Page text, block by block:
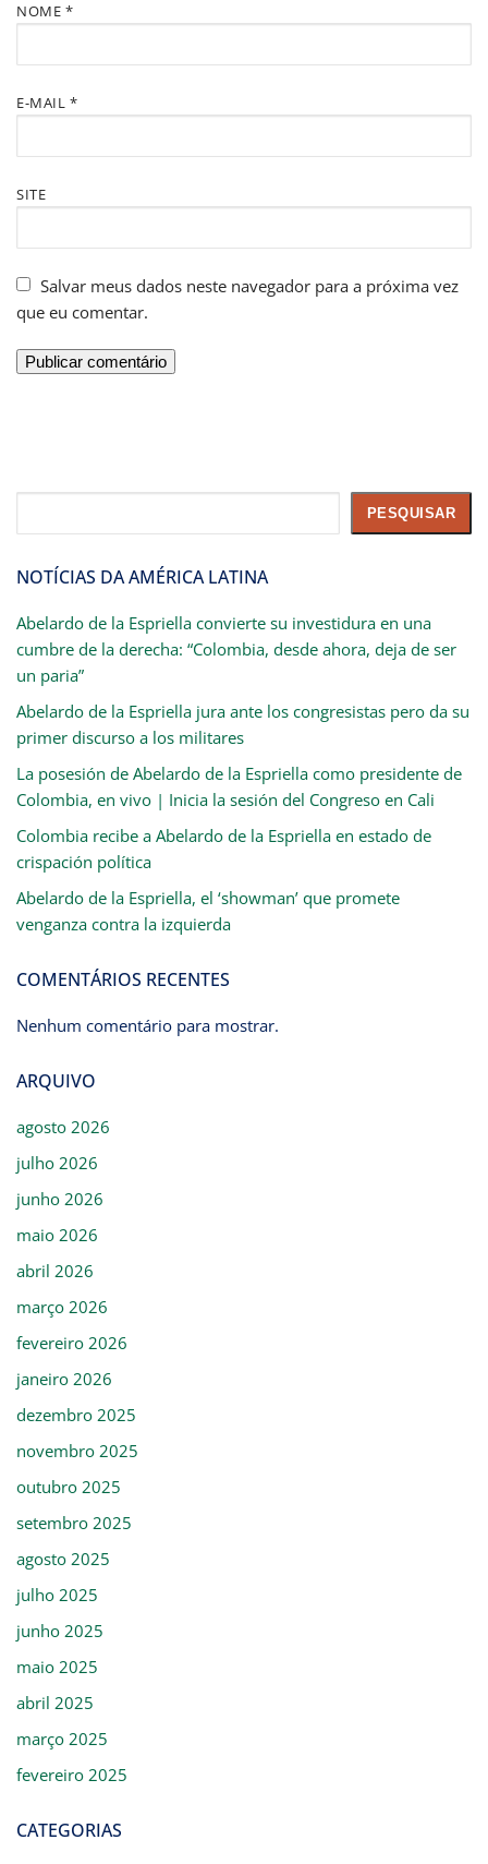
NOME *
E-MAIL *
SITE
Salvar meus dados neste navegador para a próxima vez
que eu comentar.
PESQUISAR
NOTÍCIAS DA AMÉRICA LATINA
Abelardo de la Espriella convierte su investidura en una
cumbre de la derecha: “Colombia, desde ahora, deja de ser
un paria”
Abelardo de la Espriella jura ante los congresistas pero da su
primer discurso a los militares
La posesión de Abelardo de la Espriella como presidente de
Colombia, en vivo | Inicia la sesión del Congreso en Cali
Colombia recibe a Abelardo de la Espriella en estado de
crispación política
Abelardo de la Espriella, el ‘showman’ que promete
venganza contra la izquierda
COMENTÁRIOS RECENTES
Nenhum comentário para mostrar.
ARQUIVO
agosto 2026
julho 2026
junho 2026
maio 2026
abril 2026
março 2026
fevereiro 2026
janeiro 2026
dezembro 2025
novembro 2025
outubro 2025
setembro 2025
agosto 2025
julho 2025
junho 2025
maio 2025
abril 2025
março 2025
fevereiro 2025
CATEGORIAS